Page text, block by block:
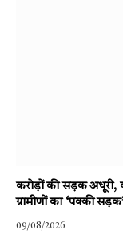
करोड़ों की सड़क अधूरी,
ग्रामीणों का ‘पक्की
09/08/2026